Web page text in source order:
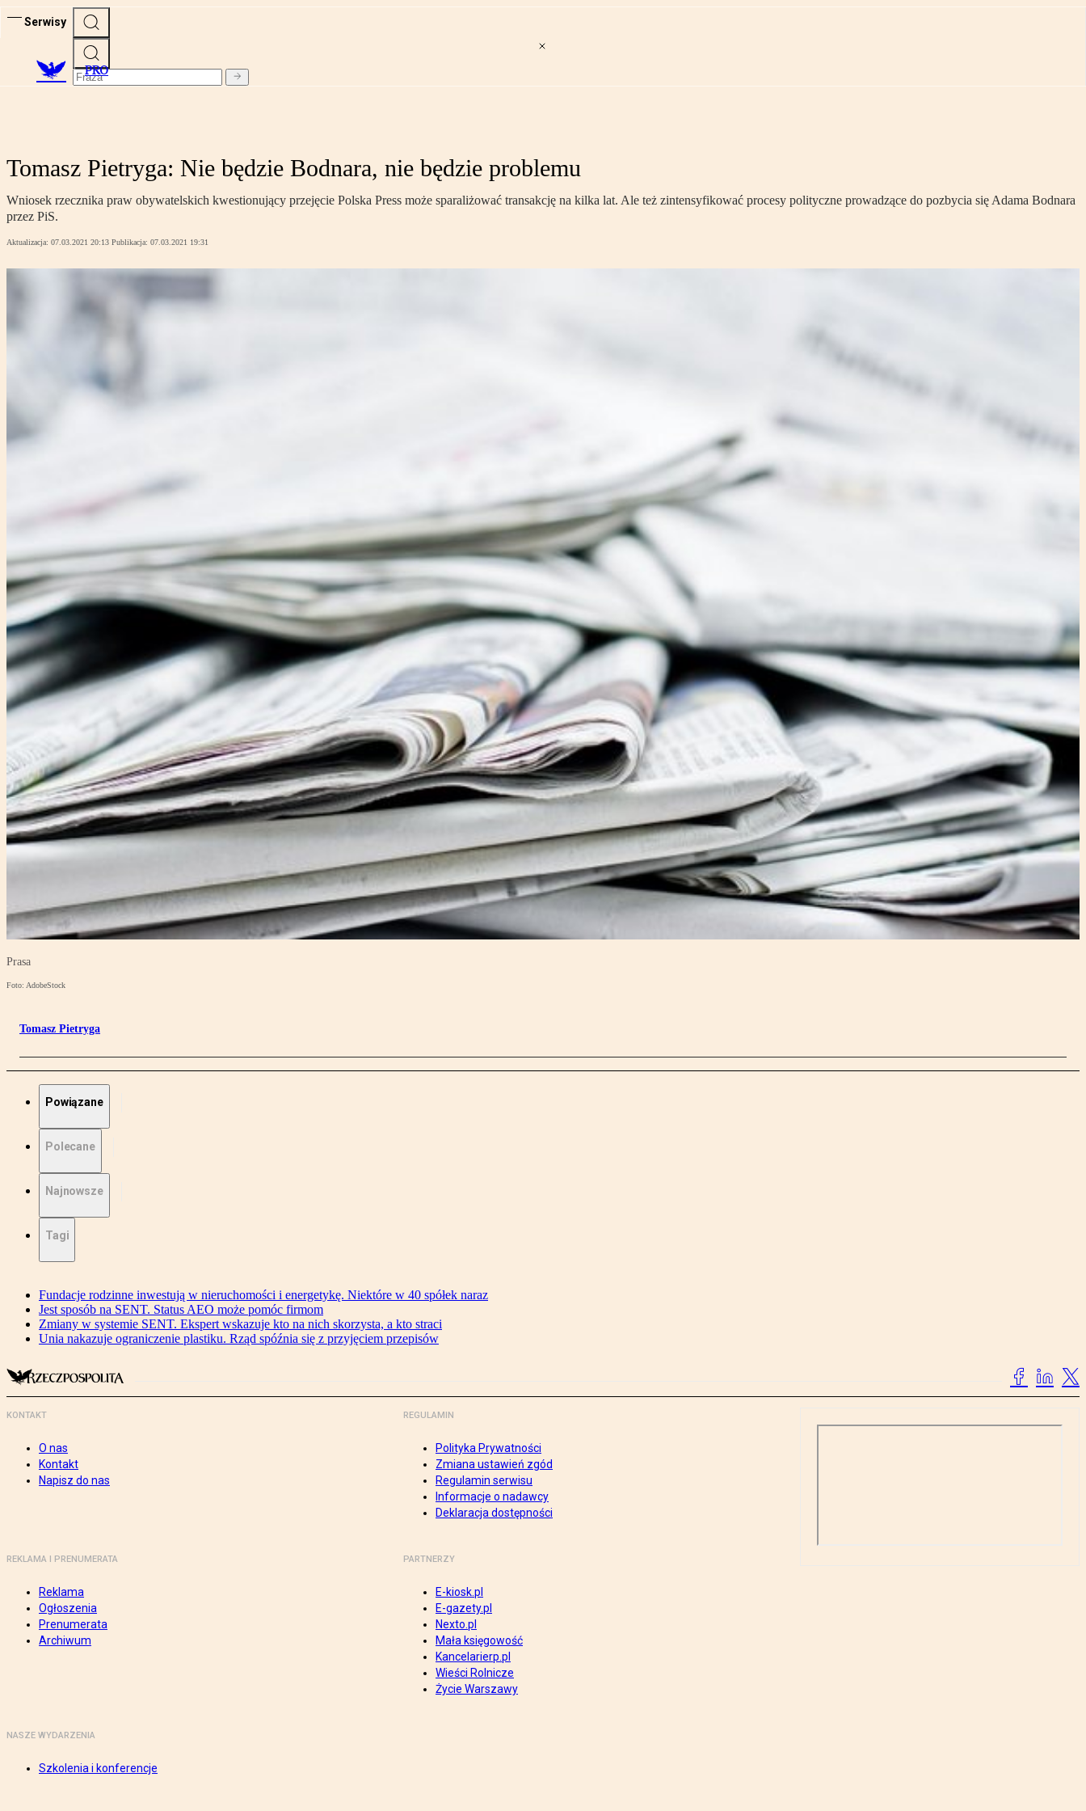
Serwisy
PRO
Tomasz Pietryga: Nie będzie Bodnara, nie będzie problemu
Wniosek rzecznika praw obywatelskich kwestionujący przejęcie Polska Press może sparaliżować transakcję na kilka lat. Ale też zintensyfikować procesy polityczne prowadzące do pozbycia się Adama Bodnara
przez PiS.
Aktualizacja: 07.03.2021 20:13 Publikacja: 07.03.2021 19:31
Prasa
Foto: AdobeStock
Tomasz Pietryga
Powiązane
Polecane
Najnowsze
Tagi
Fundacje rodzinne inwestują w nieruchomości i energetykę. Niektóre w 40 spółek naraz
Jest sposób na SENT. Status AEO może pomóc firmom
Zmiany w systemie SENT. Ekspert wskazuje kto na nich skorzysta, a kto straci
Unia nakazuje ograniczenie plastiku. Rząd spóźnia się z przyjęciem przepisów
KONTAKT
O nas
Kontakt
Napisz do nas
REGULAMIN
Polityka Prywatności
Zmiana ustawień zgód
Regulamin serwisu
Informacje o nadawcy
Deklaracja dostępności
REKLAMA I PRENUMERATA
Reklama
Ogłoszenia
Prenumerata
Archiwum
PARTNERZY
E-kiosk.pl
E-gazety.pl
Nexto.pl
Mała księgowość
Kancelarierp.pl
Wieści Rolnicze
Życie Warszawy
NASZE WYDARZENIA
Szkolenia i konferencje